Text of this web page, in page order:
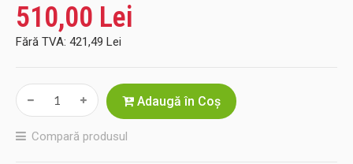
510,00 Lei
Fără TVA: 421,49 Lei
Adaugă în Coş
Compară produsul